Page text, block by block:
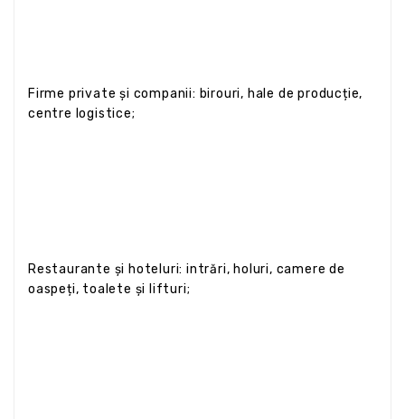
Firme private și companii: birouri, hale de producție,
centre logistice;
Restaurante și hoteluri: intrări, holuri, camere de
oaspeți, toalete și lifturi;